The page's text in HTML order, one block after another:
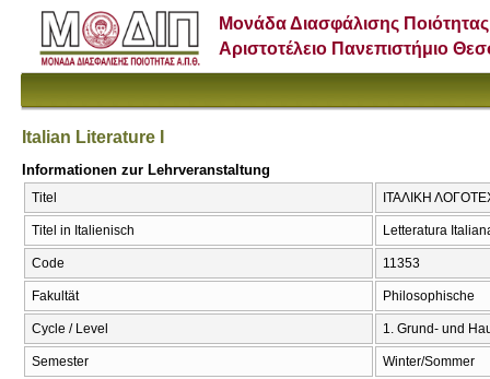
Μονάδα Διασφάλισης Ποιότητας
Αριστοτέλειο Πανεπιστήμιο
Italian Literature I
Informationen zur Lehrveranstaltung
Titel ΙΤΑΛΙΚΗ
Titel in Italienisch Letteratura
Code 11353
Fakultät Philosophische
Cycle / Level 1. Grund- und
Semester Winter/Sommer